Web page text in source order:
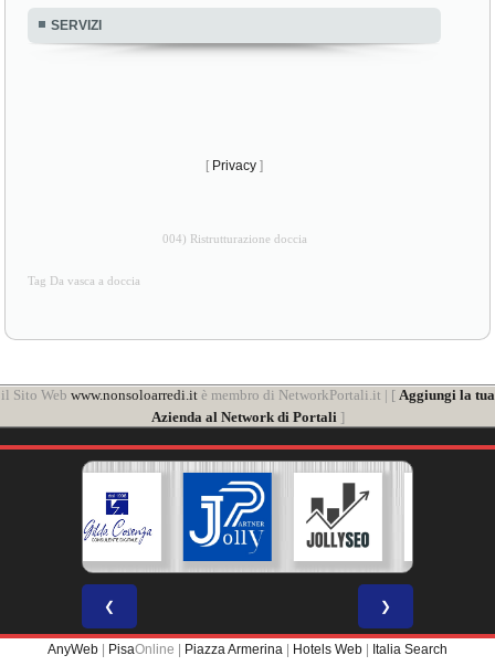
SERVIZI
[ Privacy ]
004) Ristrutturazione doccia
Tag Da vasca a doccia
il Sito Web www.nonsoloarredi.itè membro di NetworkPortali.it | [ Aggiungi la tua
Azienda al Network di Portali ]
❮ ❯
AnyWeb PisaOnline | Piazza Armerina Hotels Web Italia Search